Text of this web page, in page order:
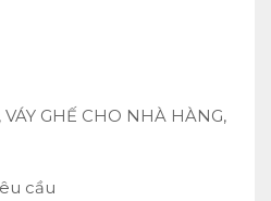
GHẾ CHO NHÀ HÀNG,
cầu